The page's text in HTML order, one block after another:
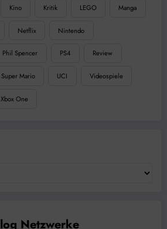
Kino Kritik LEGO Manga
Netflix Nintendo
Phil Spencer PS4 Review
Super Mario UCI Videospiele
Xbox One